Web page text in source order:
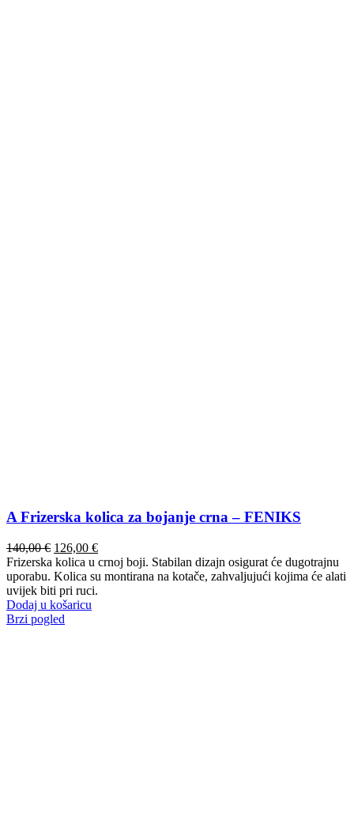
A Frizerska kolica za bojanje crna – FENIKS
140,00€ Izvorna
cijena
bila
je:
140,00 €.
126,00 €Trenutna
cijena
je:
Frizerska kolica u crnoj boji. Stabilan dizajn osigurat će dugotrajnu
uporabu. Kolica su montirana na kotače, zahvaljujući kojima će alati
uvijek biti pri ruci.
Dodaj u košaricu
Brzi pogled